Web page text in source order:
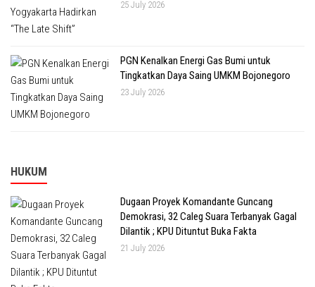
25 July 2026
PGN Kenalkan Energi Gas Bumi untuk
Tingkatkan Daya Saing UMKM Bojonegoro
23 July 2026
HUKUM
Dugaan Proyek Komandante Guncang
Demokrasi, 32 Caleg Suara Terbanyak Gagal
Dilantik ; KPU Dituntut Buka Fakta
21 July 2026